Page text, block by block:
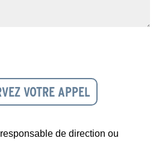
VOTRE APPEL
de direction ou